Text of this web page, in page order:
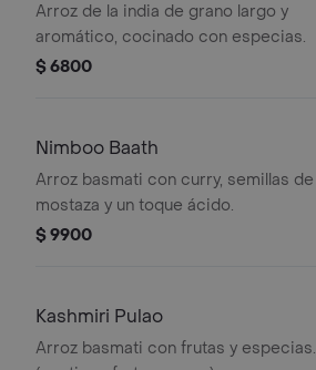
Arroz de la india de grano largo y
aromático, cocinado con especias.
$ 6800
Nimboo Baath
Arroz basmati con curry, semillas de
mostaza y un toque ácido.
$ 9900
Kashmiri Pulao
Arroz basmati con frutas y especias.